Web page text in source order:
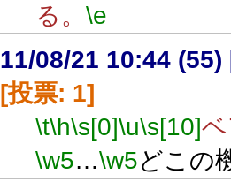
る。 \e
11/08/21 10:44 (55)
[投票: 1]
\t\h\s[0]\u\s[10]
\w5…\w5どこの